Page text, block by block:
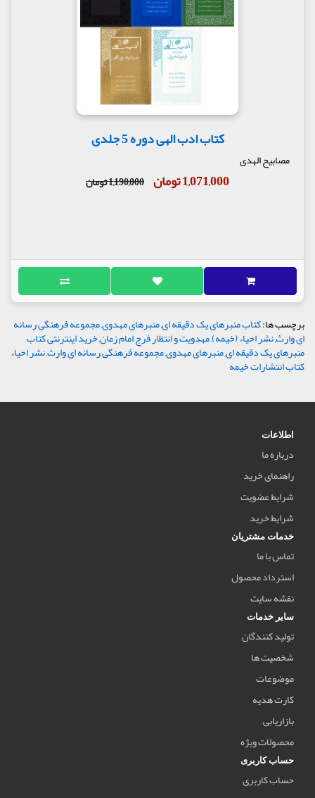
کتاب ادب الهی دوره 5 جلدی
مصابیح الهدی
1,071,000 تومان 1,190,000 تومان
برچسب ها:کتاب منبرهای یک دقیقه ای,منبرهای مهدوی,مجموعه فرهنگی رسانه
ای وارث,نشر احیاء (خیمه),مهدویت و انتظار فرج امام زمان,خرید اینترنتی کتاب
منبرهای یک دقیقه ای,منبرهای مهدوی,مجموعه فرهنگی رسانه ای وارث,نشر احیاء
کتاب انتشارات خیمه
اطلاعات
درباره ما
راهنمای خرید
شرایط عضویت
شرایط خرید
خدمات مشتریان
تماس با ما
استرداد محصول
نقشه سایت
سایر خدمات
تولید کنندگان
شخصیت ها
موضوعات
کارت هدیه
بازاریابی
محصولات ویژه
حساب کاربری
حساب کاربری